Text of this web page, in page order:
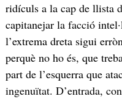
ridículs a la cap de llista
capitanejar la facció
l’extrema dreta sigui
perquè no ho és, que
part de l’esquerra que
ingenuïtat. D’entrada,